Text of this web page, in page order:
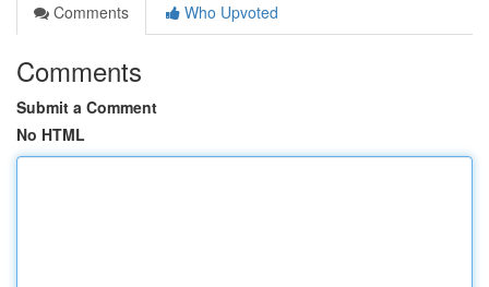
Comments
Who Upvoted
Comments
Submit a Comment
No HTML